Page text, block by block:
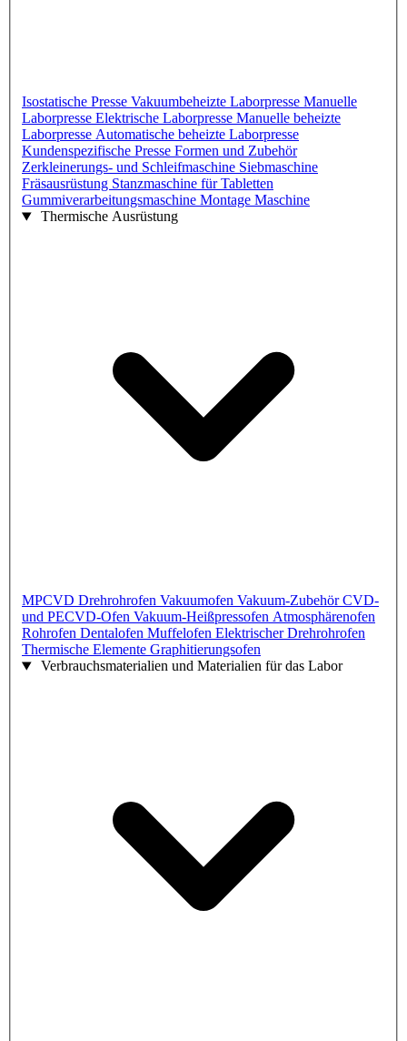
Isostatische Presse Vakuumbeheizte Laborpresse Manuelle
Laborpresse Elektrische Laborpresse Manuelle beheizte
Laborpresse Automatische beheizte Laborpresse
Kundenspezifische Presse Formen und Zubehör
Zerkleinerungs- und Schleifmaschine Siebmaschine
Fräsausrüstung Stanzmaschine für Tabletten
Gummiverarbeitungsmaschine Montage Maschine
Thermische Ausrüstung
MPCVD Drehrohrofen Vakuumofen Vakuum-ZubehörCVD-
und PECVD-Ofen Vakuum-Heißpressofen Atmosphärenofen
Rohrofen Dentalofen Muffelofen Elektrischer Drehrohrofen
Thermische Elemente Graphitierungsofen
Verbrauchsmaterialien und Materialien für das Labor